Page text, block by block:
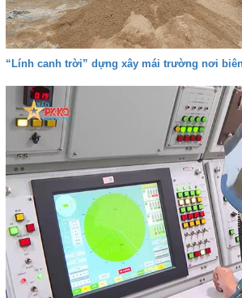
“Lính canh trời” dựng xây mái trường nơi